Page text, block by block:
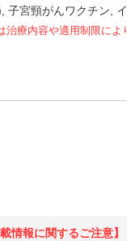
子宮頸がんワクチン
療内容や適用制限によ
載情報に関するご注意】